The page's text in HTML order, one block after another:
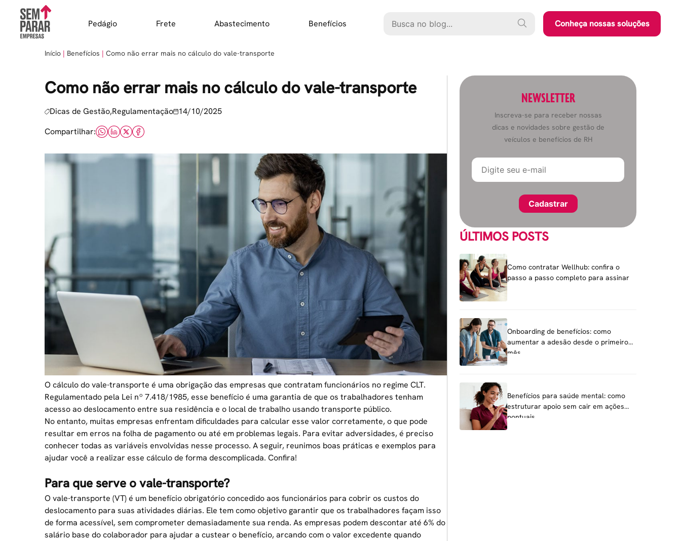
content
Pedágio Frete Abastecimento Benefícios Conheça nossas soluções
Início Benefícios Como não errar mais no cálculo do vale-transporte
Como não errar mais no cálculo do vale-transporte
Dicas de Gestão,Regulamentação 14/10/2025
Compartilhar:
O cálculo do vale-transporte é uma obrigação das empresas que contratam funcionários no regime CLT.
Regulamentado pela Lei nº 7.418/1985, esse benefício é uma garantia de que os trabalhadores tenham
acesso ao deslocamento entre sua residência e o local de trabalho usando transporte público.
No entanto, muitas empresas enfrentam dificuldades para calcular esse valor corretamente, o que pode
resultar em erros na folha de pagamento ou até em problemas legais. Para evitar adversidades, é preciso
conhecer todas as variáveis envolvidas nesse processo. A seguir, reunimos boas práticas e exemplos para
ajudar você a realizar esse cálculo de forma descomplicada. Confira!
Para que serve o vale-transporte?
O vale-transporte (VT) é um benefício obrigatório concedido aos funcionários para cobrir os custos do
deslocamento para suas atividades diárias. Ele tem como objetivo garantir que os trabalhadores façam isso
de forma acessível, sem comprometer demasiadamente sua renda. As empresas podem descontar até 6% do
salário base do colaborador para ajudar a custear o benefício, arcando com o valor excedente quando
NEWSLETTER
Inscreva-se para receber nossas
dicas e novidades sobre gestão de
veículos e benefícios de RH
ÚLTIMOS POSTS
Como contratar Wellhub: confira o
passo a passo completo para assinar
Onboarding de benefícios: como
aumentar a adesão desde o primeiro
mês
Benefícios para saúde mental: como
estruturar apoio sem cair em ações
pontuais